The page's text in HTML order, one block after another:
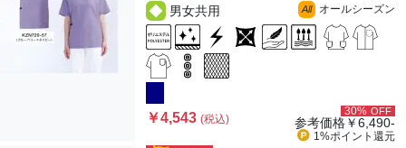
男女共用
All オールシーズン
￥4,543(税込)
30% OFF
参考価格￥6,490-
1%ポイント 還元